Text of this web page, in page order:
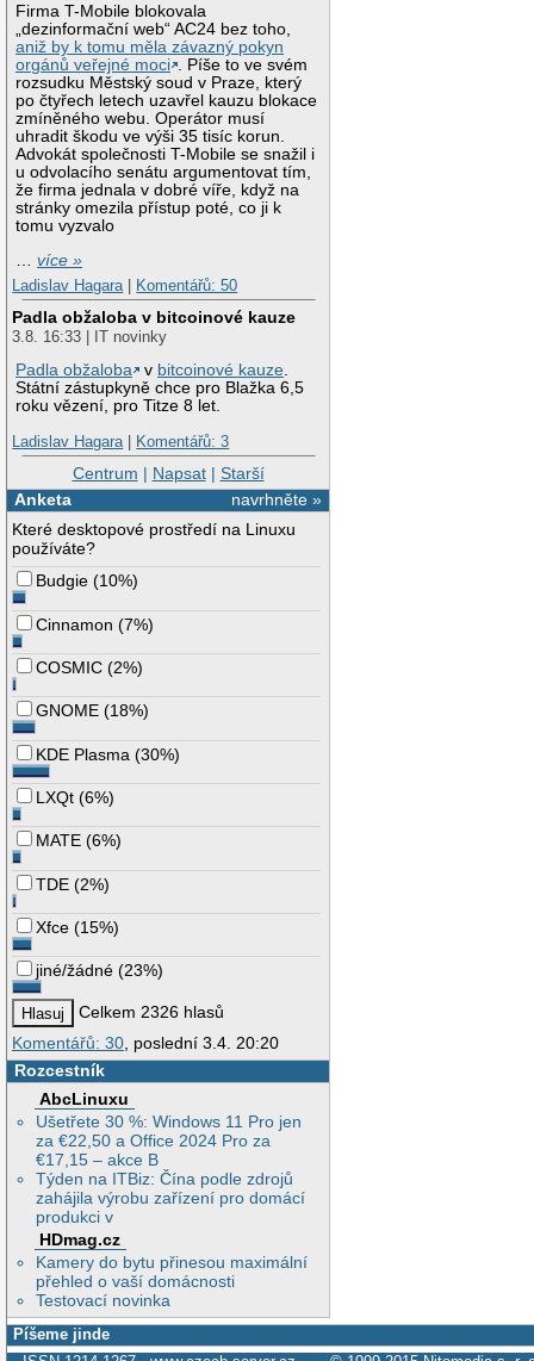
Firma T-Mobile blokovala
„dezinformační web“ AC24 bez toho,
aniž by k tomu měla závazný pokyn
orgánů veřejné moci
. Píše to ve svém
rozsudku Městský soud v Praze, který
po čtyřech letech uzavřel kauzu blokace
zmíněného webu. Operátor musí
uhradit škodu ve výši 35 tisíc korun.
Advokát společnosti T-Mobile se snažil i
u odvolacího senátu argumentovat tím,
že firma jednala v dobré víře, když na
stránky omezila přístup poté, co ji k
tomu vyzvalo
…více »
Ladislav Hagara| Komentářů: 50
Padla obžaloba v bitcoinové kauze
3.8. 16:33 | IT novinky
Padla obžaloba
v bitcoinové kauze.
Státní zástupkyně chce pro Blažka 6,5
roku vězení, pro Titze 8 let.
Ladislav Hagara| Komentářů: 3
Centrum | Napsat| Starší
navrhněte »
Anketa
Které desktopové prostředí na Linuxu
používáte?
Budgie (10%)
Cinnamon (7%)
COSMIC (2%)
GNOME (18%)
KDE Plasma (30%)
LXQt (6%)
MATE (6%)
TDE (2%)
Xfce (15%)
jiné/žádné (23%)
Celkem 2326 hlasů
Komentářů: 30 , poslední 3.4. 20:20
Rozcestník
AbcLinuxu
Ušetřete 30 %: Windows 11 Pro jen
za €22,50 a Office 2024 Pro za
€17,15 – akce B
Týden na ITBiz: Čína podle zdrojů
zahájila výrobu zařízení pro domácí
produkci v
HDmag.cz
Kamery do bytu přinesou maximální
přehled o vaší domácnosti
Testovací novinka
Píšeme jinde